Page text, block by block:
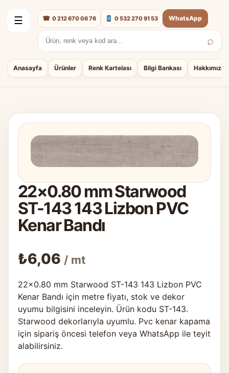
☰
Anasayfa Ürünler Renk Kartelası Bilgi Bankası Hakkımızda
Arama: ⌕
☎ 0 212 670 06 76 0 532 270 91 53 WhatsApp
22×0.80 mm Starwood
ST-143 143 Lizbon PVC
Kenar Bandı
₺6,06 / mt
22×0.80 mm Starwood ST-143 143 Lizbon PVC
Kenar Bandı için metre fiyatı, stok ve dekor
uyumu bilgisini inceleyin. Ürün kodu ST-143.
Starwood dekorlarıyla uyumlu. Pvc kenar kapama
için sipariş öncesi telefon veya WhatsApp ile teyit
alabilirsiniz.